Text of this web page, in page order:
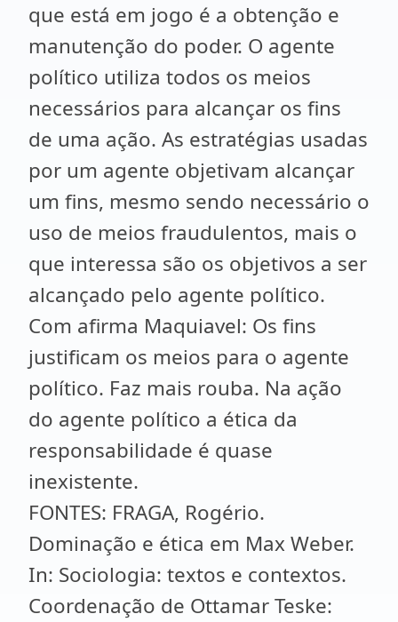
que está em jogo é a obtenção e
manutenção do poder. O agente
político utiliza todos os meios
necessários para alcançar os fins
de uma ação. As estratégias usadas
por um agente objetivam alcançar
um fins, mesmo sendo necessário o
uso de meios fraudulentos, mais o
que interessa são os objetivos a ser
alcançado pelo agente político.
Com afirma Maquiavel: Os fins
justificam os meios para o agente
político. Faz mais rouba. Na ação
do agente político a ética da
responsabilidade é quase
inexistente.
FONTES: FRAGA, Rogério.
Dominação e ética em Max Weber.
In: Sociologia: textos e contextos.
Coordenação de Ottamar Teske: